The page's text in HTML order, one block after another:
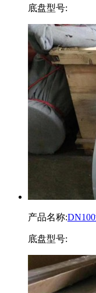
底盘型号:
产品名称:
底盘型号: